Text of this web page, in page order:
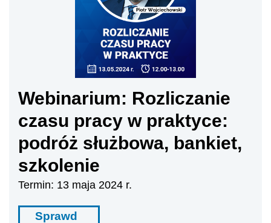
Webinarium: Rozliczanie
czasu pracy w praktyce:
podróż służbowa, bankiet,
szkolenie
Termin: 13 maja 2024 r.
Sprawd